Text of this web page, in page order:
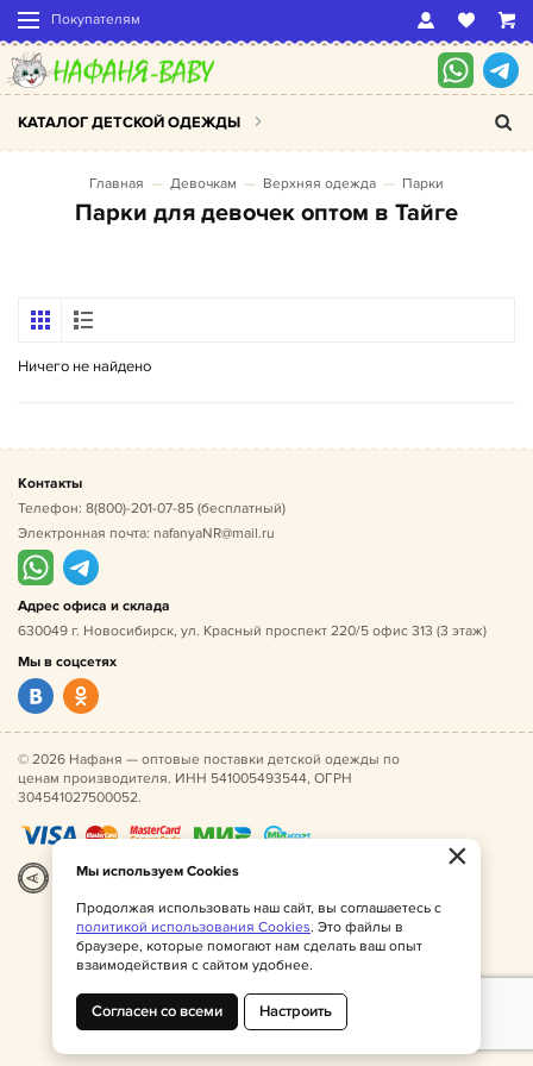
Покупателям
КАТАЛОГ ДЕТСКОЙ ОДЕЖДЫ
Главная Девочкам Верхняя одежда Парки
Парки для девочек оптом в Тайге
Ничего не найдено
Контакты
Телефон: 8(800)-201-07-85 (бесплатный)
Электронная почта: nafanyaNR@mail.ru
Адрес офиса и склада
630049 г. Новосибирск, ул. Красный проспект 220/5 офис 313 (3 этаж)
Мы в соцсетях
© 2026 Нафаня — оптовые поставки детской одежды по
ценам производителя. ИНН 541005493544, ОГРН
304541027500052.
Разработка|Веб-аналитика ×
Мы используем Cookies
Продолжая использовать наш сайт, вы соглашаетесь с
политикой использования Cookies. Это файлы в
браузере, которые помогают нам сделать ваш опыт
взаимодействия с сайтом удобнее.
Согласен со всеми Настроить